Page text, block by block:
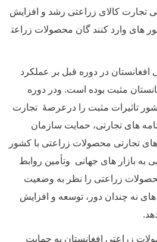
تجارت کالای زراعتی رشد و افزایش
های وارد کنند گان محصولات زراعت
در دوره قبل بر عملکرد
مثبت بوده است. ودر دوره
تاثیرات مثبت را درعرصۀ تجارت
های تجارتی، حمایت سازمان
تجارتی محصولات زراعتی با کشور
بازار های جهانی وتأمین روابط
زراعتی را نظر به وضعیت
نه چندان دور، توسعه و افزایش
زراعتی افغانستان به حمایت